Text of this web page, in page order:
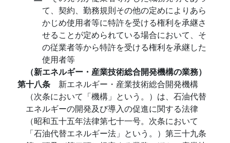
て、契約、勤務規則その他の定めによりあら
かじめ使用者等に特許を受ける権利を承継さ
せることが定められている場合において、そ
の従業者等から特許を受ける権利を承継した
使用者等
（新エネルギー・産業技術総合開発機構の業務）
第十八条 新エネルギー・産業技術総合開発機構
（次条において「機構」という。）は、石油代替
エネルギーの開発及び導入の促進に関する法律
（昭和五十五年法律第七十一号。次条において
「石油代替エネルギー法」という。）第三十九条